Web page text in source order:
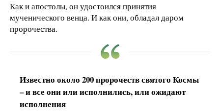
Как и апостолы, он удостоился принятия
мученического венца. И как они, обладал даром
пророчества.
Известно около 200 пророчеств святого Космы
– и все они или исполнились, или ожидают
исполнения